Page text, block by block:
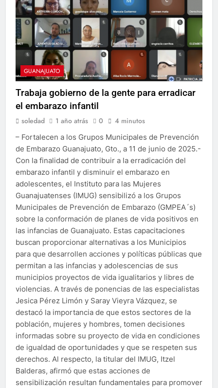
GUANAJUATO
Trabaja gobierno de la gente para erradicar
el embarazo infantil
soledad 1 año atrás 0 4 minutos
– Fortalecen a los Grupos Municipales de Prevención
de Embarazo Guanajuato, Gto., a 11 de junio de 2025.-
Con la finalidad de contribuir a la erradicación del
embarazo infantil y disminuir el embarazo en
adolescentes, el Instituto para las Mujeres
Guanajuatenses (IMUG) sensibilizó a los Grupos
Municipales de Prevención de Embarazo (GMPEA´s)
sobre la conformación de planes de vida positivos en
las infancias de Guanajuato. Estas capacitaciones
buscan proporcionar alternativas a los Municipios
para que desarrollen acciones y políticas públicas que
permitan a las infancias y adolescencias de sus
municipios proyectos de vida igualitarios y libres de
violencias. A través de ponencias de las especialistas
Jesica Pérez Limón y Saray Vieyra Vázquez, se
destacó la importancia de que estos sectores de la
población, mujeres y hombres, tomen decisiones
informadas sobre su proyecto de vida en condiciones
de igualdad de oportunidades y que se respeten sus
derechos. Al respecto, la titular del IMUG, Itzel
Balderas, afirmó que estas acciones de
sensibilización resultan fundamentales para promover